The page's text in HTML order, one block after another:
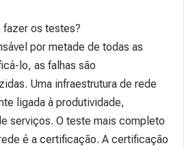
fazer os testes?
por metade de todas as
lo, as falhas são
Uma infraestrutura de rede
ligada à produtividade,
serviços. O teste mais completo
é a certificação. A certificação